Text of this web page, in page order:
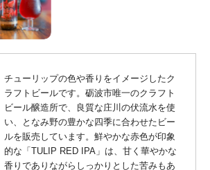
チューリップの色や香りをイメージしたク
ラフトビールです。砺波市唯一のクラフト
ビール醸造所で、良質な庄川の伏流水を使
い、となみ野の豊かな四季に合わせたビー
ルを販売しています。鮮やかな赤色が印象
的な「TULIP RED IPA」は、甘く華やかな
香りでありながらしっかりとした苦みもあ